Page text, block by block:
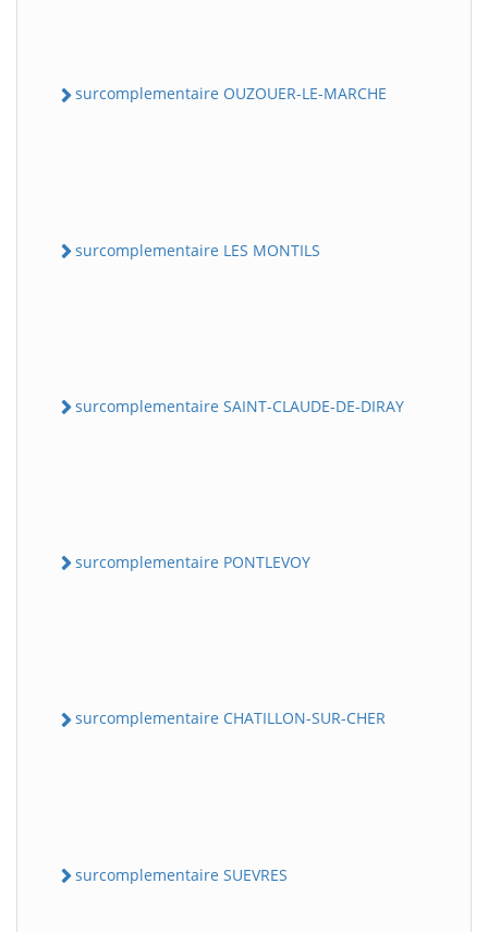
surcomplementaire OUZOUER-LE-MARCHE
surcomplementaire LES MONTILS
surcomplementaire SAINT-CLAUDE-DE-DIRAY
surcomplementaire PONTLEVOY
surcomplementaire CHATILLON-SUR-CHER
surcomplementaire SUEVRES